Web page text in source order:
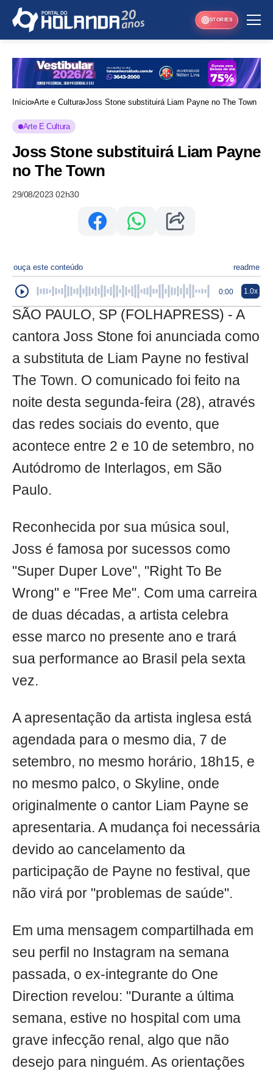
STORIES
Início Arte e Cultura Joss Stone substituirá Liam Payne no The Town
Arte E Cultura
Joss Stone substituirá Liam Payne
no The Town
29/08/2023 02h30
ouça este conteúdo readme
0:00 1.0x
SÃO PAULO, SP (FOLHAPRESS) - A
cantora Joss Stone foi anunciada como
a substituta de Liam Payne no festival
The Town. O comunicado foi feito na
noite desta segunda-feira (28), através
das redes sociais do evento, que
acontece entre 2 e 10 de setembro, no
Autódromo de Interlagos, em São
Paulo.
Reconhecida por sua música soul,
Joss é famosa por sucessos como
"Super Duper Love", "Right To Be
Wrong" e "Free Me". Com uma carreira
de duas décadas, a artista celebra
esse marco no presente ano e trará
sua performance ao Brasil pela sexta
vez.
A apresentação da artista inglesa está
agendada para o mesmo dia, 7 de
setembro, no mesmo horário, 18h15, e
no mesmo palco, o Skyline, onde
originalmente o cantor Liam Payne se
apresentaria. A mudança foi necessária
devido ao cancelamento da
participação de Payne no festival, que
não virá por "problemas de saúde".
Em uma mensagem compartilhada em
seu perfil no Instagram na semana
passada, o ex-integrante do One
Direction revelou: "Durante a última
semana, estive no hospital com uma
grave infecção renal, algo que não
desejo para ninguém. As orientações